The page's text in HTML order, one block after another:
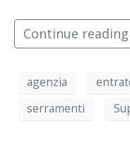
Continue reading
agenzia
serramenti